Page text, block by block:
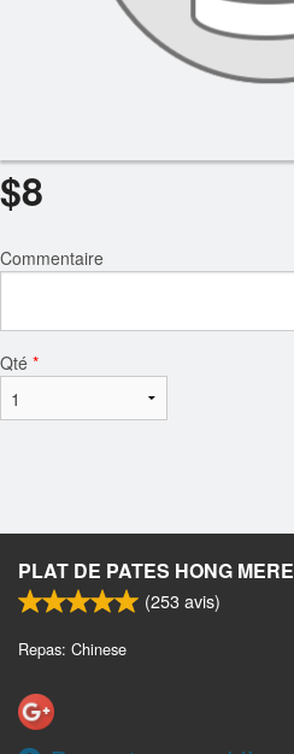
$8
Commentaire
Qté *
PLAT DE PATES HONG MERE
(253avis)
Repas: Chinese